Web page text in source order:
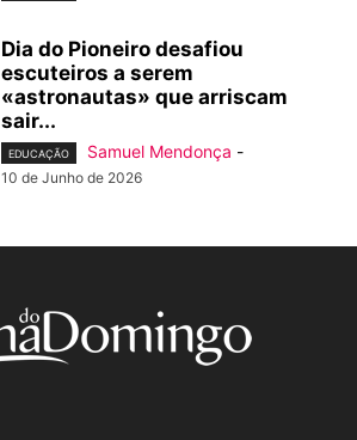
Dia do Pioneiro desafiou
escuteiros a serem
«astronautas» que arriscam
sair...
EDUCAÇÃO Samuel Mendonça -
10 de Junho de 2026